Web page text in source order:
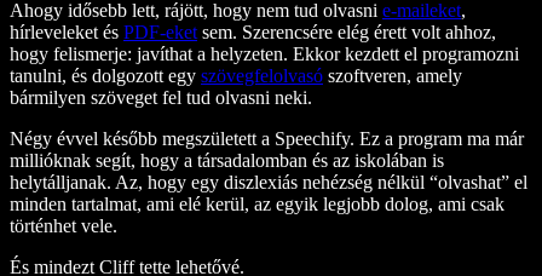
Ahogy idősebb lett, rájött, hogy nem tud olvasni e-maileket,
hírleveleket és PDF-eket sem. Szerencsére elég érett volt ahhoz,
hogy felismerje: javíthat a helyzeten. Ekkor kezdett el programozni
tanulni, és dolgozott egy szövegfelolvasó szoftveren, amely
bármilyen szöveget fel tud olvasni neki.
Négy évvel később megszületett a Speechify. Ez a program ma már
millióknak segít, hogy a társadalomban és az iskolában is
helytálljanak. Az, hogy egy diszlexiás nehézség nélkül “olvashat” el
minden tartalmat, ami elé kerül, az egyik legjobb dolog, ami csak
történhet vele.
És mindezt Cliff tette lehetővé.